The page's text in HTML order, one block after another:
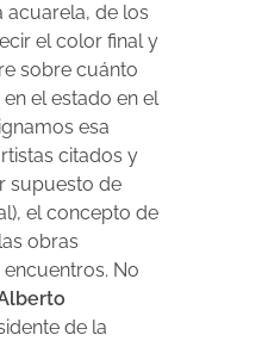
acuarela, de los
el color final y
sobre cuánto
el estado en el
esa
citados y
supuesto de
el concepto de
obras
No
de la